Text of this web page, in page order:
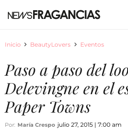
Inicio BeautyLovers Eventos
Paso a paso del
Delevingne en el
Paper Towns
Por: María Crespo julio 27, 2015 | 7:00 am